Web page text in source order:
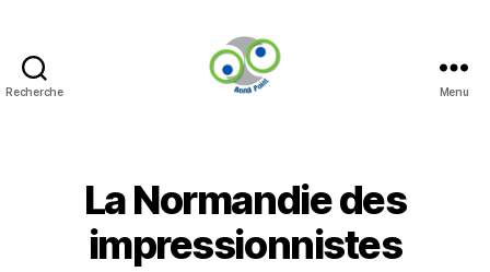
Recherche Menu
La Normandie des
impressionnistes